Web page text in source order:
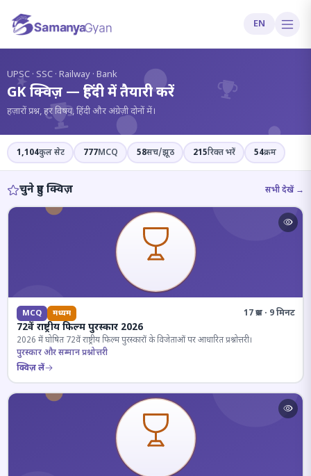
EN
?
UPSC · SSC · Railway · Bank
GK क्विज़ — हिंदी में तैयारी करें
हज़ारों प्रश्न, हर विषय, हिंदी और अंग्रेज़ी दोनों में।
1,104कुल सेट 777MCQ 58सच/झूठ 215रिक्त भरें 54क्रम
चुने हुए क्विज़ सभी देखें →
MCQ मध्यम 17 प्रश्न · 9 मिनट
72वें राष्ट्रीय फिल्म पुरस्कार 2026
2026 में घोषित 72वें राष्ट्रीय फिल्म पुरस्कारों के विजेताओं पर आधारित प्रश्नोत्तरी।
पुरस्कार और सम्मान प्रश्नोत्तरी
क्विज़ लें